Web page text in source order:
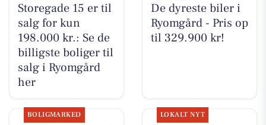
Storegade 15 er til
salg for kun
198.000 kr.: Se de
billigste boliger til
salg i Ryomgård
her
De dyreste biler i
Ryomgård - Pris op
til 329.900 kr!
BOLIGMARKED LOKALT NYT